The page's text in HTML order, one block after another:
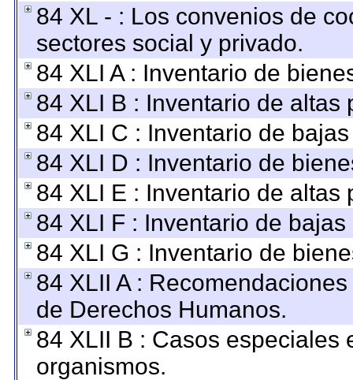
84 XL - : Los convenios de
sectores social y privado.
84 XLI A : Inventario de
84 XLI B : Inventario de
84 XLI C : Inventario de
84 XLI D : Inventario de
84 XLI E : Inventario de
84 XLI F : Inventario de
84 XLI G : Inventario de
84 XLII A :
de Derechos Humanos.
84 XLII B : Casos especiales
organismos.